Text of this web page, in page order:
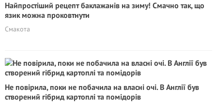
Найпростіший рецепт баклажанів на зиму! Смачно так, що
язик можна проковтнути
Смакота
Не повірила, поки не побачила на власні очі. В Англії був
створений гібрид картоплі та помідорів